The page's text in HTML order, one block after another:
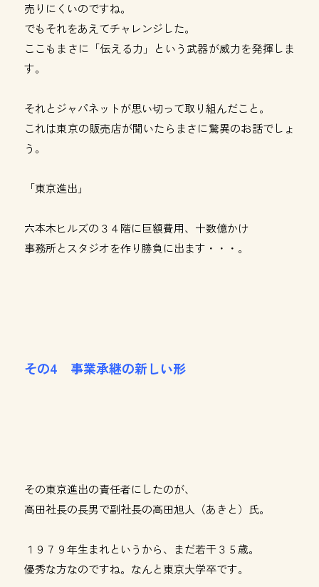
売りにくいのですね。
でもそれをあえてチャレンジした。
ここもまさに「伝える力」という武器が威力を発揮しま
す。
それとジャパネットが思い切って取り組んだこと。
これは東京の販売店が聞いたらまさに驚異のお話でしょ
う。
「東京進出」
六本木ヒルズの３４階に巨額費用、十数億かけ
事務所とスタジオを作り勝負に出ます・・・。
その4 事業承継の新しい形
その東京進出の責任者にしたのが、
高田社長の長男で副社長の高田旭人（あきと）氏。
１９７９年生まれというから、まだ若干３５歳。
優秀な方なのですね。なんと東京大学卒です。